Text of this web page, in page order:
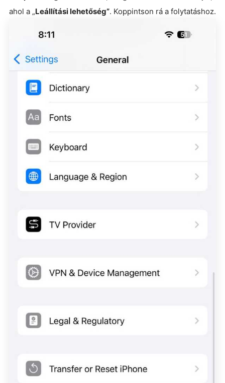
ahol a „Leállítási lehetőség”. Koppintson rá a folytatáshoz.